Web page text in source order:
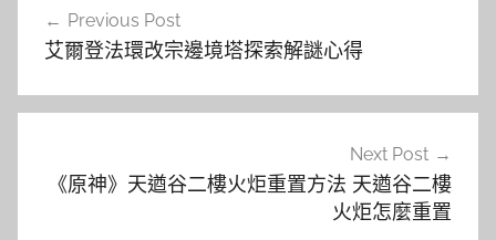
覽
Previous Post
艾爾登法環改宗邊境塔探索解謎心得
Next Post
《原神》天遒谷二樓火炬重置方法 天遒谷二樓
火炬怎麼重置